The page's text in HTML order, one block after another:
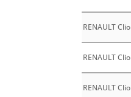
RENAULT
RENAULT
RENAULT